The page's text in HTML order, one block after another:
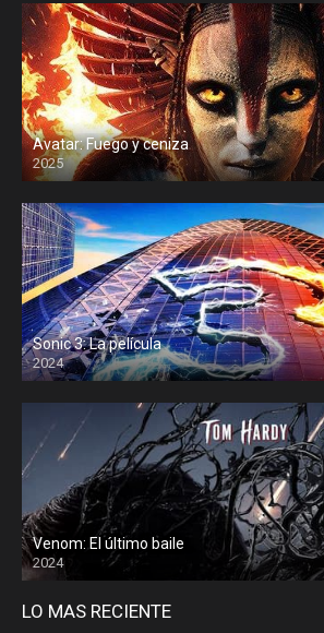
Avatar: Fuego y ceniza
2025
Sonic 3: La película
2024
Venom: El último baile
2024
LO MAS RECIENTE